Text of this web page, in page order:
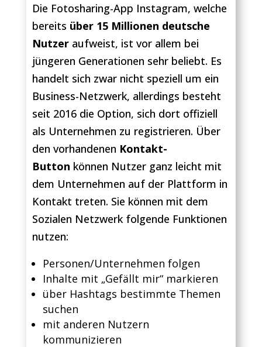
Die Fotosharing-App Instagram, welche
bereits über 15 Millionen deutsche
Nutzeraufweist, ist vor allem bei
jüngeren Generationen sehr beliebt. Es
handelt sich zwar nicht speziell um ein
Business-Netzwerk, allerdings besteht
seit 2016 die Option, sich dort offiziell
als Unternehmen zu registrieren. Über
den vorhandenen Kontakt-
Button können Nutzer ganz leicht mit
dem Unternehmen auf der Plattform in
Kontakt treten. Sie können mit dem
Sozialen Netzwerk folgende Funktionen
nutzen:
Personen/Unternehmen folgen
Inhalte mit „Gefällt mir“ markieren
über Hashtags bestimmte Themen
suchen
mit anderen Nutzern
kommunizieren